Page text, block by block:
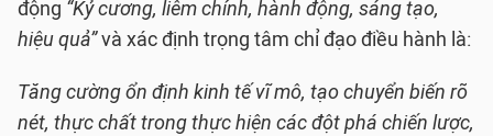
động “Kỷ cương, liêm chính, hành động, sáng tạo,
hiệu quả”và xác định trọng tâm chỉ đạo điều hành là:
Tăng cường ổn định kinh tế vĩ mô, tạo chuyển biến rõ
nét, thực chất trong thực hiện các đột phá chiến lược,